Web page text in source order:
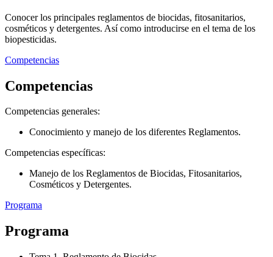
Conocer los principales reglamentos de biocidas, fitosanitarios,
cosméticos y detergentes. Así como introducirse en el tema de los
biopesticidas.
Competencias
Competencias
Competencias generales:
Conocimiento y manejo de los diferentes Reglamentos.
Competencias específicas:
Manejo de los Reglamentos de Biocidas, Fitosanitarios,
Cosméticos y Detergentes.
Programa
Programa